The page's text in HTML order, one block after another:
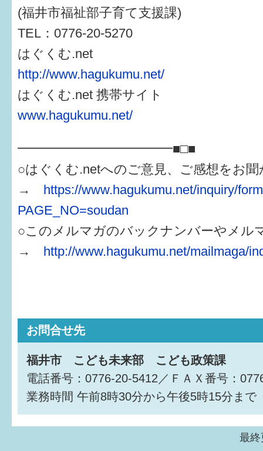
(福井市福祉部子育て支援課)
TEL：0776-20-5270
はぐくむ.net
http://www.hagukumu.net/
はぐくむ.net 携帯サイト
www.hagukumu.net/
━━━━━━━━━━━━■□■
○はぐくむ.netへのご意見、ご感想をお
→ https://www.hagukumu.net/inquiry/
PAGE_NO=soudan
○このメルマガのバックナンバーやメル
→ http://www.hagukumu.net/mailmaga/
お問合せ先
福井市 こども未来部 こども政策課
電話番号：0776-20-5412／ＦＡＸ番号：
業務時間 午前8時30分から午後5時15分まで
最終